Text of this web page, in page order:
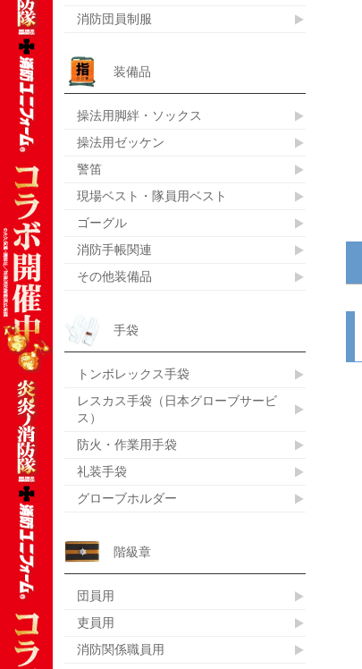
消防団員制服
装備品
操法用脚絆・ソックス
操法用ゼッケン
警笛
現場ベスト・隊員用ベスト
ゴーグル
消防手帳関連
その他装備品
手袋
トンボレックス手袋
レスカス手袋（日本グローブサービ
ス）
防火・作業用手袋
礼装手袋
グローブホルダー
階級章
団員用
吏員用
消防関係職員用